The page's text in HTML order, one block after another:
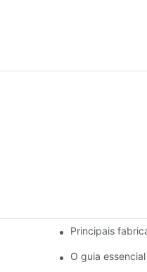
de lama?Principais
do setor: um guia completo
O guia